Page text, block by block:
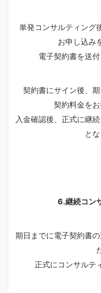
単発コンサルティング
お申し込み
電子契約書を送
契約書にサイン後、
契約料金をお
入金確認後、正式に継
とな
6.継続コン
期日までに電子契約書
正式にコンサルテ